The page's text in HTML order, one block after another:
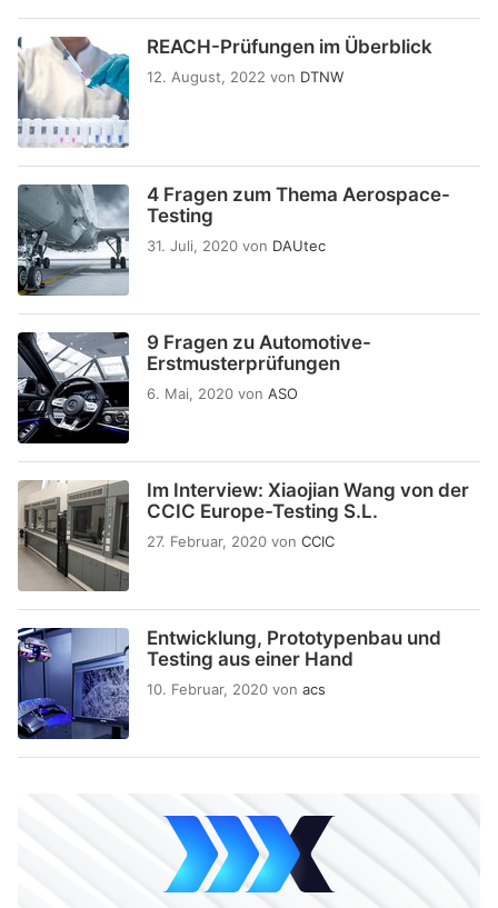
REACH-Prüfungen im Überblick
12. August, 2022 von DTNW
4 Fragen zum Thema Aerospace-
Testing
31. Juli, 2020 von DAUtec
9 Fragen zu Automotive-
Erstmusterprüfungen
6. Mai, 2020 von ASO
Im Interview: Xiaojian Wang von der
CCIC Europe-Testing S.L.
27. Februar, 2020 von CCIC
Entwicklung, Prototypenbau und
Testing aus einer Hand
10. Februar, 2020 von acs